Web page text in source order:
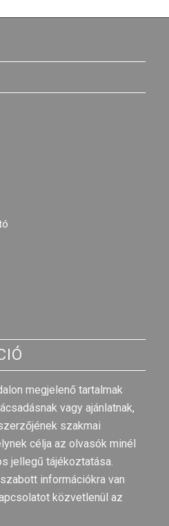
megjelenő tartalmak
vagy ajánlatnak,
szakmai
célja az olvasók minél
jellegű tájékoztatása.
információkra van
közvetlenül az